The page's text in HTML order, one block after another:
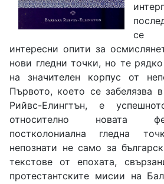
се
интересни опити за
нови гледни точки, но те
на значителен корпус от
Първото, което се забелязва
Рийвс-Елингтън, е
относително новата
постколониална гледна
непознати не само за
текстове от епохата,
протестантските мисии на